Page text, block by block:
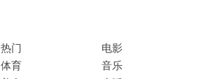
热门
电影
体育
音乐